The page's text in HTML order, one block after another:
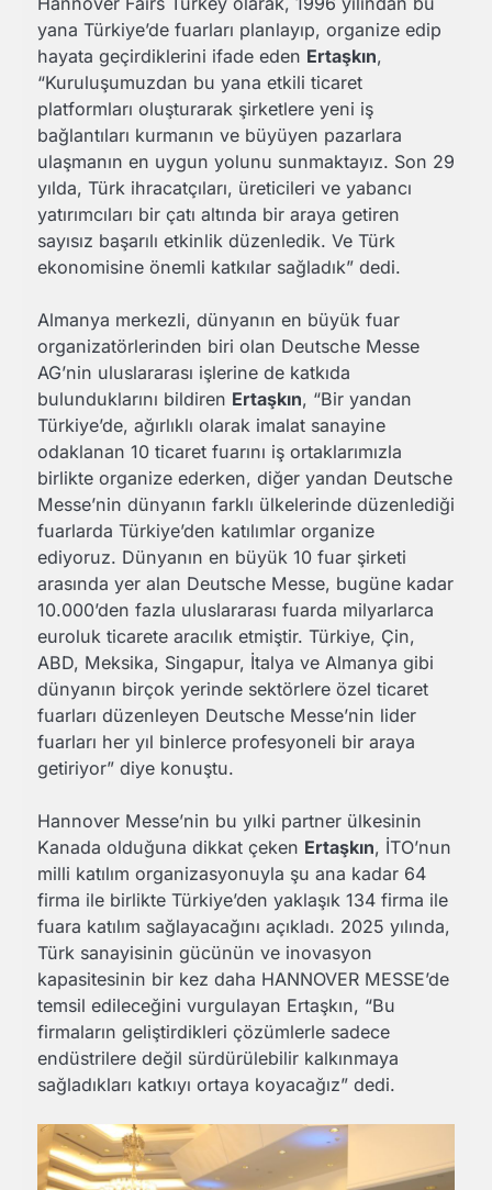
yana Türkiye’de fuarları planlayıp, organize edip
hayata geçirdiklerini ifade eden Ertaşkın,
“Kuruluşumuzdan bu yana etkili ticaret
platformları oluşturarak şirketlere yeni iş
bağlantıları kurmanın ve büyüyen pazarlara
ulaşmanın en uygun yolunu sunmaktayız. Son 29
yılda, Türk ihracatçıları, üreticileri ve yabancı
yatırımcıları bir çatı altında bir araya getiren
sayısız başarılı etkinlik düzenledik. Ve Türk
ekonomisine önemli katkılar sağladık” dedi.
Almanya merkezli, dünyanın en büyük fuar
organizatörlerinden biri olan Deutsche Messe
AG’nin uluslararası işlerine de katkıda
bulunduklarını bildiren Ertaşkın, “Bir yandan
Türkiye’de, ağırlıklı olarak imalat sanayine
odaklanan 10 ticaret fuarını iş ortaklarımızla
birlikte organize ederken, diğer yandan Deutsche
Messe’nin dünyanın farklı ülkelerinde düzenlediği
fuarlarda Türkiye’den katılımlar organize
ediyoruz. Dünyanın en büyük 10 fuar şirketi
arasında yer alan Deutsche Messe, bugüne kadar
10.000’den fazla uluslararası fuarda milyarlarca
euroluk ticarete aracılık etmiştir. Türkiye, Çin,
ABD, Meksika, Singapur, İtalya ve Almanya gibi
dünyanın birçok yerinde sektörlere özel ticaret
fuarları düzenleyen Deutsche Messe’nin lider
fuarları her yıl binlerce profesyoneli bir araya
getiriyor” diye konuştu.
Hannover Messe’nin bu yılki partner ülkesinin
Kanada olduğuna dikkat çeken Ertaşkın, İTO’nun
milli katılım organizasyonuyla şu ana kadar 64
firma ile birlikte Türkiye’den yaklaşık 134 firma ile
fuara katılım sağlayacağını açıkladı. 2025 yılında,
Türk sanayisinin gücünün ve inovasyon
kapasitesinin bir kez daha HANNOVER MESSE’de
temsil edileceğini vurgulayan Ertaşkın, “Bu
firmaların geliştirdikleri çözümlerle sadece
endüstrilere değil sürdürülebilir kalkınmaya
sağladıkları katkıyı ortaya koyacağız” dedi.